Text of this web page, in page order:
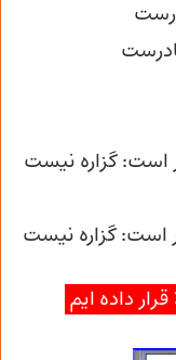
است: گزاره نیست
است: گزاره نیست
داده ایم